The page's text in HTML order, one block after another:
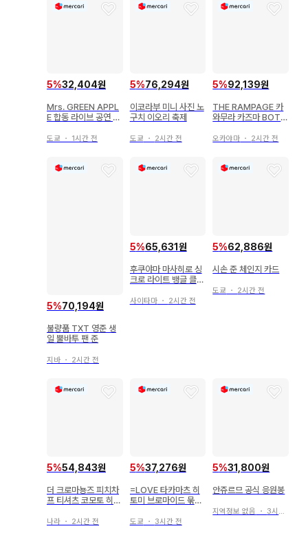
5%32,404원
Mrs. GREEN APPL
E 합동 라이브 공연 밴
도쿄 ・ 1시간 전
5%76,294원
이코라부 미니 사진 노
구치 이오리 축제
도쿄 ・ 2시간 전
5%92,139원
THE RAMPAGE 카
와무라 카즈마 BOT
오카야마 ・ 2시간 전
5%70,194원
불량품 TXT 영준 생
일 뿔바투 팬 준
지바 ・ 2시간 전
5%65,631원
후쿠야마 마사히로 싱
크로 라이트 뱅글 클리
사이타마・ 2시간 전
5%62,886원
시손 준 체인지 카드
도쿄 ・ 2시간 전
5%54,843원
더 크로마뇽즈 피치차
프 티셔츠 코모토 히로
나라 ・ 2시간 전
5%37,276원
=LOVE 타카마츠 히
토미 브로마이드 묶음
도쿄 ・ 3시간 전
5%31,800원
안쥬르므 공식 응원봉
지역정보 없음 ・ 3시간 전